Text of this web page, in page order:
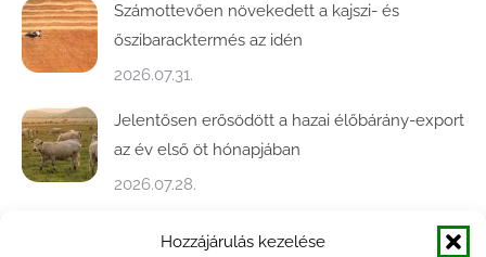
Hozzájárulás kezelése
Számottevően növekedett a kajszi- és
őszibaracktermés az idén
2026.07.31.
Jelentősen erősödött a hazai élőbárány-export
az év első öt hónapjában
2026.07.28.
Közel ötödével bővült a baromfivágás